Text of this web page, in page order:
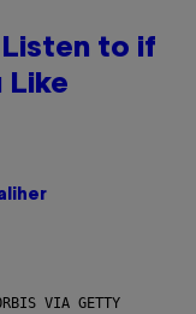
Listen to if
Like
VIA GETTY